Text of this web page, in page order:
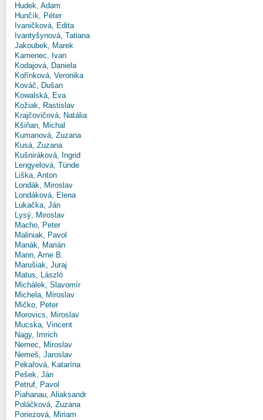
Hudek, Adam
Hunčík, Péter
Ivaničková, Edita
Ivantyšynová, Tatiana
Jakoubek, Marek
Kamenec, Ivan
Kodajová, Daniela
Kořínková, Veronika
Kováč, Dušan
Kowalská, Eva
Kožiak, Rastislav
Krajčovičová, Natália
Kšiňan, Michal
Kumanová, Zuzana
Kusá, Zuzana
Kušniráková, Ingrid
Lengyelová, Tünde
Liška, Anton
Londák, Miroslav
Londáková, Elena
Lukačka, Ján
Lysý, Miroslav
Macho, Peter
Maliniak, Pavol
Manák, Marián
Mann, Arne B.
Marušiak, Juraj
Matus, László
Michálek, Slavomír
Michela, Miroslav
Mičko, Peter
Morovics, Miroslav
Mucska, Vincent
Nagy, Imrich
Nemec, Miroslav
Nemeš, Jaroslav
Pekařová, Katarína
Pešek, Ján
Petruf, Pavol
Piahanau, Aliaksandr
Poláčková, Zuzana
Poriezová, Miriam